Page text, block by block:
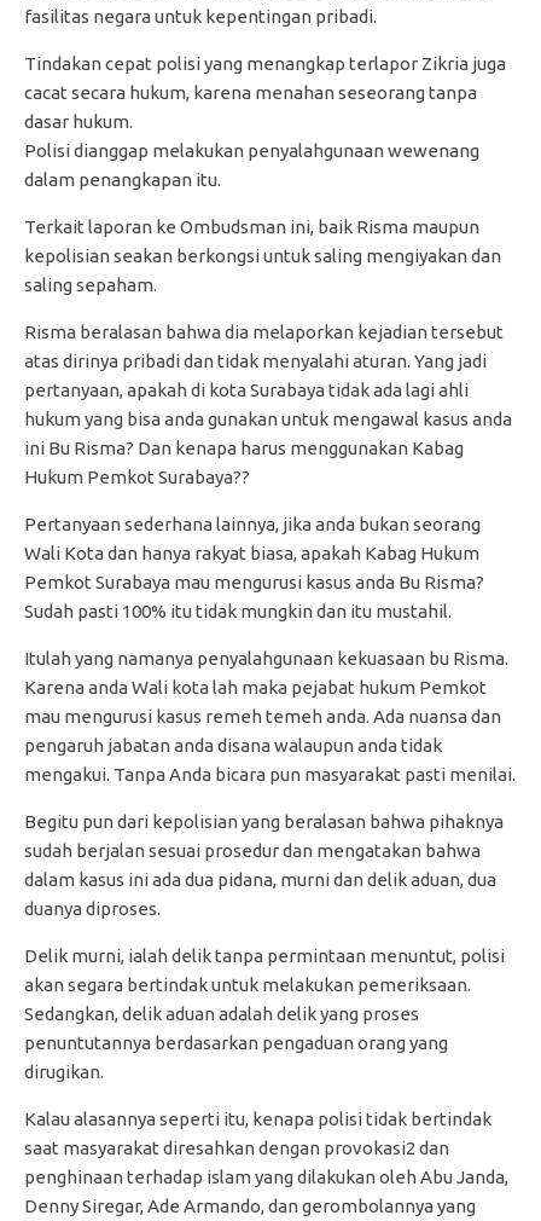
fasilitas negara untuk kepentingan pribadi.
Tindakan cepat polisi yang menangkap terlapor Zikria juga
cacat secara hukum, karena menahan seseorang tanpa
dasar hukum.
Polisi dianggap melakukan penyalahgunaan wewenang
dalam penangkapan itu.
Terkait laporan ke Ombudsman ini, baik Risma maupun
kepolisian seakan berkongsi untuk saling mengiyakan dan
saling sepaham.
Risma beralasan bahwa dia melaporkan kejadian tersebut
atas dirinya pribadi dan tidak menyalahi aturan. Yang jadi
pertanyaan, apakah di kota Surabaya tidak ada lagi ahli
hukum yang bisa anda gunakan untuk mengawal kasus anda
ini Bu Risma? Dan kenapa harus menggunakan Kabag
Hukum Pemkot Surabaya??
Pertanyaan sederhana lainnya, jika anda bukan seorang
Wali Kota dan hanya rakyat biasa, apakah Kabag Hukum
Pemkot Surabaya mau mengurusi kasus anda Bu Risma?
Sudah pasti 100% itu tidak mungkin dan itu mustahil.
Itulah yang namanya penyalahgunaan kekuasaan bu Risma.
Karena anda Wali kota lah maka pejabat hukum Pemkot
mau mengurusi kasus remeh temeh anda. Ada nuansa dan
pengaruh jabatan anda disana walaupun anda tidak
mengakui. Tanpa Anda bicara pun masyarakat pasti menilai.
Begitu pun dari kepolisian yang beralasan bahwa pihaknya
sudah berjalan sesuai prosedur dan mengatakan bahwa
dalam kasus ini ada dua pidana, murni dan delik aduan, dua
duanya diproses.
Delik murni, ialah delik tanpa permintaan menuntut, polisi
akan segara bertindak untuk melakukan pemeriksaan.
Sedangkan, delik aduan adalah delik yang proses
penuntutannya berdasarkan pengaduan orang yang
dirugikan.
Kalau alasannya seperti itu, kenapa polisi tidak bertindak
saat masyarakat diresahkan dengan provokasi2 dan
penghinaan terhadap islam yang dilakukan oleh Abu Janda,
Denny Siregar, Ade Armando, dan gerombolannya yang